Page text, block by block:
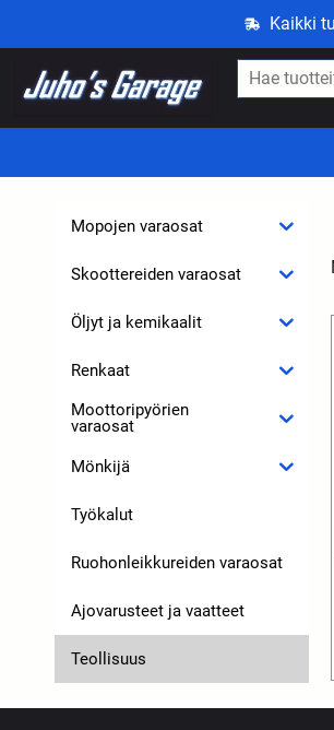
Kaikki
Mopojen varaosat
Skoottereiden varaosat
Öljyt ja kemikaalit
Renkaat
Moottoripyörien
varaosat
Mönkijä
Työkalut
Ruohonleikkureiden varaosat
Ajovarusteet ja vaatteet
Teollisuus